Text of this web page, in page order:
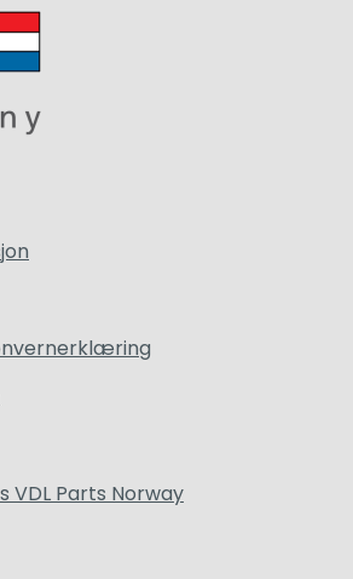
VDL Parts Norway